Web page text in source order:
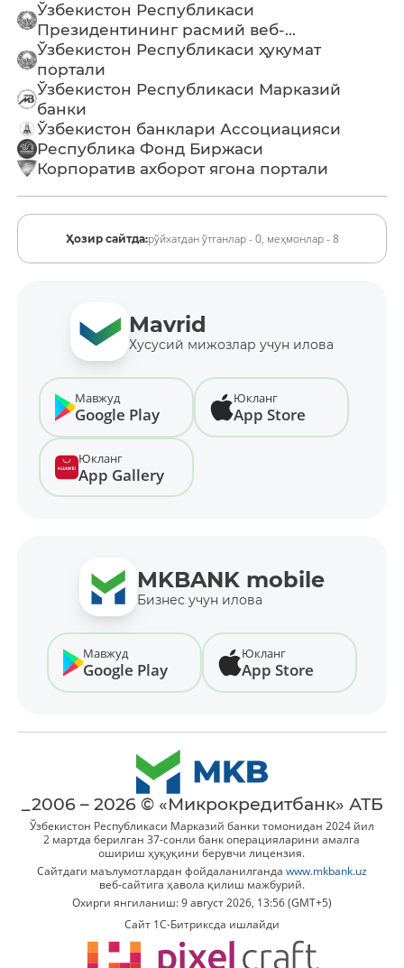
Ўзбекистон Республикаси
Президентининг расмий веб-...
Ўзбекистон Республикаси ҳукумат
портали
Ўзбекистон Республикаси Марказий
банки
Ўзбекистон банклари Ассоциацияси
Республика Фонд Биржаси
Корпоратив ахборот ягона портали
Ҳозир сайтда:рўйхатдан ўтганлар - 0, меҳмонлар - 8
Mavrid
Хусусий мижозлар учун илова
Мавжуд
Google Play
Юкланг
App Store
Юкланг
App Gallery
MKBANK mobile
Бизнес учун илова
Мавжуд
Google Play
Юкланг
App Store
_2006 – 2026 © «Микрокредитбанк» АТБ
Ўзбекистон Республикаси Марказий банки томонидан 2024 йил
2 мартда берилган 37-сонли банк операцияларини амалга
ошириш ҳуқуқини берувчи лицензия.
Сайтдаги маълумотлардан фойдаланилганда www.mkbank.uz
веб-сайтига ҳавола қилиш мажбурий.
Охирги янгиланиш: 9 август 2026, 13:56 (GMT+5)
Сайт 1C-Битриксда ишлайди